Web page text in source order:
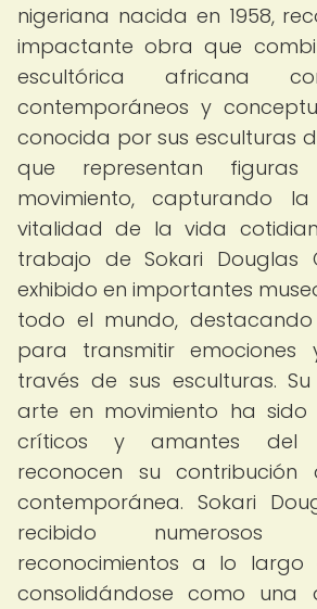
nigeriana nacida en 1958,
impactante obra que
escultórica africana
contemporáneos y
conocida por sus esculturas
que representan figuras
movimiento, capturando
vitalidad de la vida
trabajo de Sokari Douglas
exhibido en importantes
todo el mundo,
para transmitir emociones
través de sus esculturas.
arte en movimiento ha
críticos y amantes del
reconocen su
contemporánea. Sokari
recibido
reconocimientos a lo
consolidándose como una